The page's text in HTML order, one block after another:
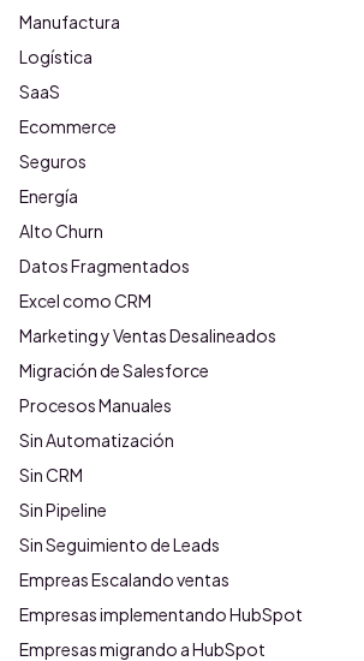
Manufactura
Logística
SaaS
Ecommerce
Seguros
Energía
Alto Churn
Datos Fragmentados
Excel como CRM
Marketing y Ventas Desalineados
Migración de Salesforce
Procesos Manuales
Sin Automatización
Sin CRM
Sin Pipeline
Sin Seguimiento de Leads
Empreas Escalando ventas
Empresas implementando HubSpot
Empresas migrando a HubSpot